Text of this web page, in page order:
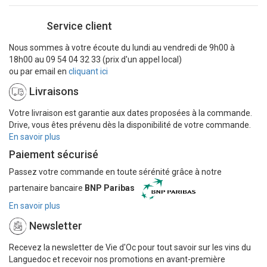
Service client
Nous sommes à votre écoute du lundi au vendredi de 9h00 à
18h00 au 09 54 04 32 33 (prix d'un appel local)
ou par email en cliquant ici
Livraisons
Votre livraison est garantie aux dates proposées à la commande.
Drive, vous êtes prévenu dès la disponibilité de votre commande.
En savoir plus
Paiement sécurisé
Passez votre commande en toute sérénité grâce à notre
partenaire bancaire BNP Paribas
En savoir plus
Newsletter
Recevez la newsletter de Vie d'Oc pour tout savoir sur les vins du
Languedoc et recevoir nos promotions en avant-première